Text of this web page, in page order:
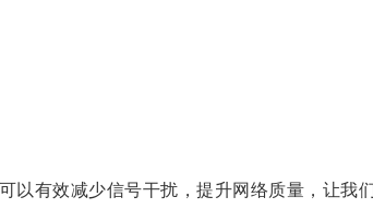
有效减少信号干扰，提升网络质量，让我